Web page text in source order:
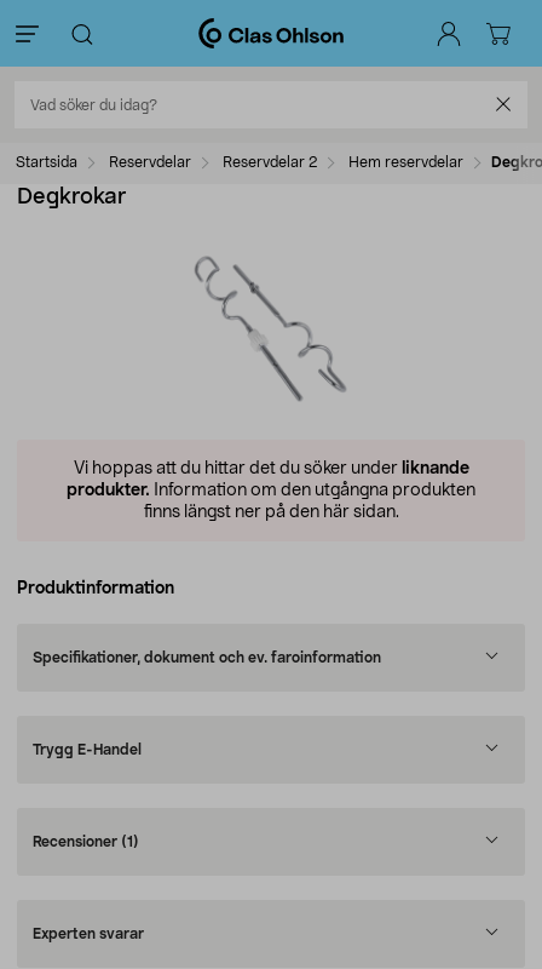
Startsida Reservdelar Reservdelar 2 Hem reservdelar
Degkrokar
Vi hoppas att du hittar det du söker under liknande
produkter. Information om den utgångna produkten
finns längst ner på den här sidan.
Produktinformation
Specifikationer, dokument och ev. faroinformation
Trygg E-Handel
Recensioner (1)
Experten svarar